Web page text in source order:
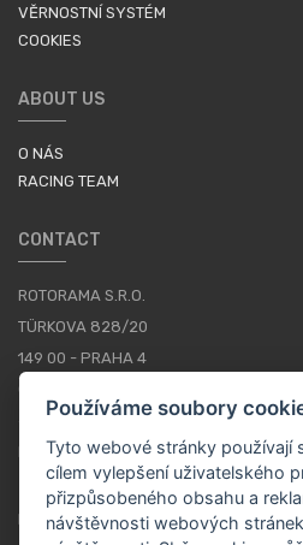
VĚRNOSTNÍ SYSTÉM
COOKIES
ABOUT US
O NÁS
RACING TEAM
CONTACT
ROTORAMA S.R.O.
TÜRKOVA 828/20
149 00 - PRAHA 4
+420 252 252 098
PROVOZNÍ DOBA: PONDĚLÍ - PÁTEK,
KONTAKTY
Používáme soubory
Tyto webové stránky používají
cílem vylepšení uživatelského
přizpůsobeného obsahu a
návštěvnosti webových